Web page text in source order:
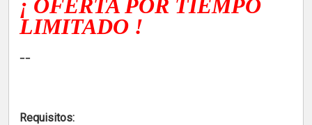
¡ OFERTA POR TIEMPO
LIMITADO !
--
Requisitos: